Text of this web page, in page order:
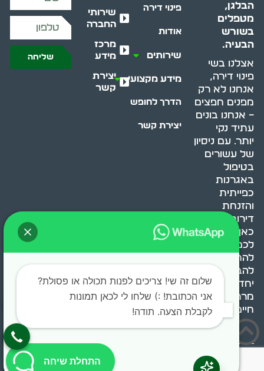
הבלגן,
מטפלים
בשורש
הבעיה.
אצלנו בשי
פינוי דירה,
אנחנו לא רק
מפנים חפצים
– אנחנו בונים
עתיד נקי
יותר. עם ניסיון
של עשורים
בטיפול
באגרנות
כפייתית
והזנחת
דירות, אנחנו
כאן כדי לעזור
לכם
להתמודד,
להבין ולשנות.
יחד, ניצור
מרחב
חיים בריא ומאוזן.
פינוי דירה
אודות
שירותים
מידע מקצועי
הדרך לחופש
יצירת קשר
שירותי
החברה
מרכז
מידע
יצירת
קשר
שליחה
הזכויות שמורות.
שלום זה שי! צריכים לפנות תכולה או פסולת?
אני הכתובת! :) שלחו לי לכאן תמונות
לקבלת הצעה. תודה!
התחלת שיחה